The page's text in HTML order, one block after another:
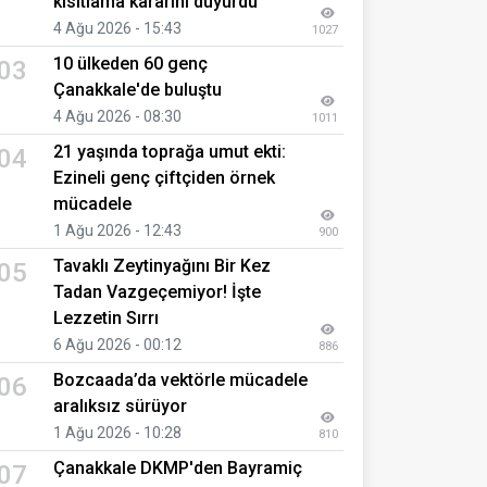
4 Ağu 2026 - 15:43 1027
10 ülkeden 60 genç
Çanakkale'de buluştu
4 Ağu 2026 - 08:30 1011
21 yaşında toprağa umut ekti:
Ezineli genç çiftçiden örnek
mücadele
1 Ağu 2026 - 12:43 900
Tavaklı Zeytinyağını Bir Kez
Tadan Vazgeçemiyor! İşte
Lezzetin Sırrı
6 Ağu 2026 - 00:12 886
Bozcaada’da vektörle mücadele
aralıksız sürüyor
1 Ağu 2026 - 10:28 810
Çanakkale DKMP'den Bayramiç